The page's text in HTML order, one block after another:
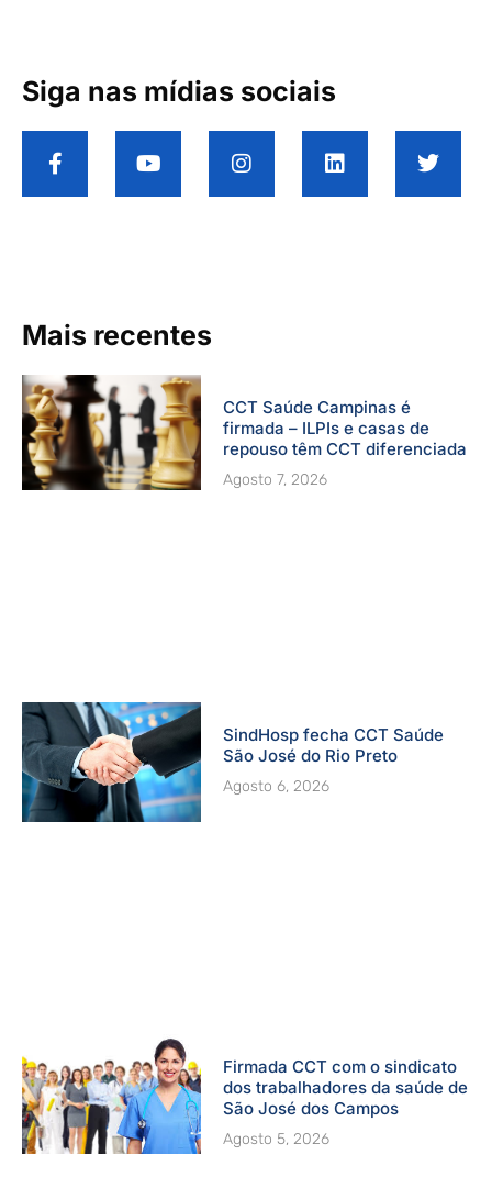
Siga nas mídias sociais
F
a
c
e
f
Y
o
t
I
n
t
L
i
k
T
w
t
Mais recentes
CCT Saúde Campinas é
firmada – ILPIs e casas de
repouso têm CCT diferenciada
Agosto 7, 2026
SindHosp fecha CCT Saúde
São José do Rio Preto
Agosto 6, 2026
Firmada CCT com o sindicato
dos trabalhadores da saúde de
São José dos Campos
Agosto 5, 2026